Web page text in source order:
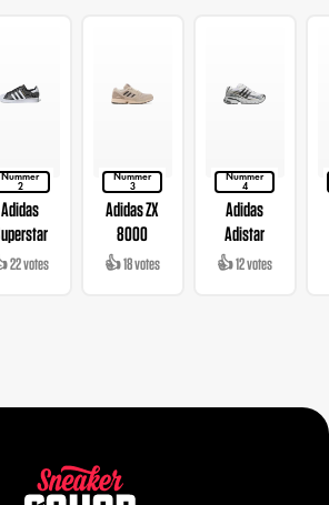
Nummer
2
Adidas
22 votes
Nummer
3
Adidas ZX
8000
👍 18 votes
Nummer
4
Adidas
Adistar
👍 12 votes